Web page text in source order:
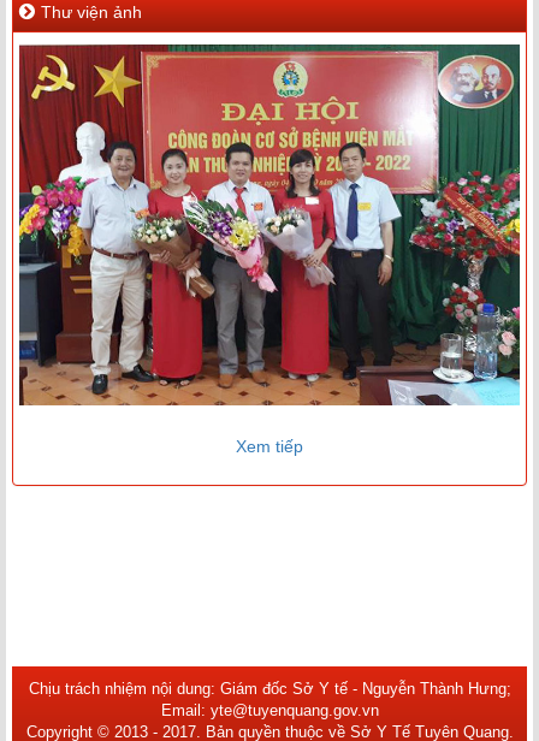
Thư viện ảnh
Xem tiếp
Chịu trách nhiệm nội dung: Giám đốc Sở Y tế - Nguyễn Thành Hưng;
Email: yte@tuyenquang.gov.vn
Copyright © 2013 - 2017. Bản quyền thuộc về Sở Y Tế Tuyên Quang.